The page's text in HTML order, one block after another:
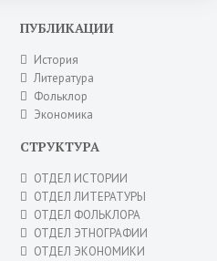
ПУБЛИКАЦИИ
История
Литература
Фольклор
Экономика
СТРУКТУРА
ОТДЕЛ ИСТОРИИ
ОТДЕЛ ЛИТЕРАТУРЫ
ОТДЕЛ ФОЛЬКЛОРА
ОТДЕЛ ЭТНОГРАФИИ
ОТДЕЛ ЭКОНОМИКИ